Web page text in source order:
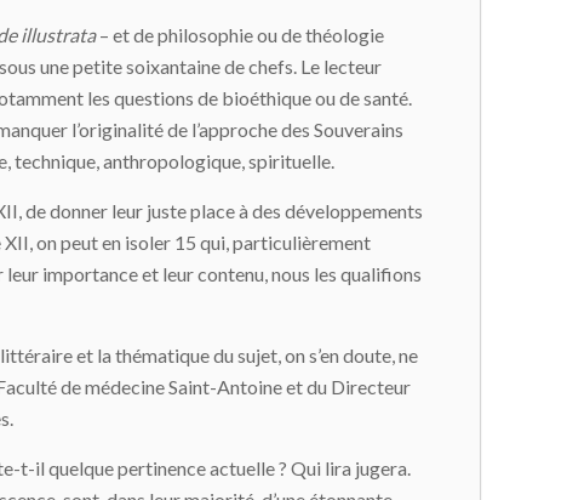
illustrata– et de philosophie ou de théologie
une petite soixantaine de chefs. Le lecteur
les questions de bioéthique ou de santé.
l’originalité de l’approche des Souverains
technique, anthropologique, spirituelle.
de donner leur juste place à des développements
on peut en isoler 15 qui, particulièrement
leur importance et leur contenu, nous les qualifions
et la thématique du sujet, on s’en doute, ne
de médecine Saint-Antoine et du Directeur
t-il quelque pertinence actuelle ? Qui lira jugera.